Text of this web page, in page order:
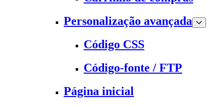
Personalização avançada
Código CSS
Código-fonte / FTP
Página inicial